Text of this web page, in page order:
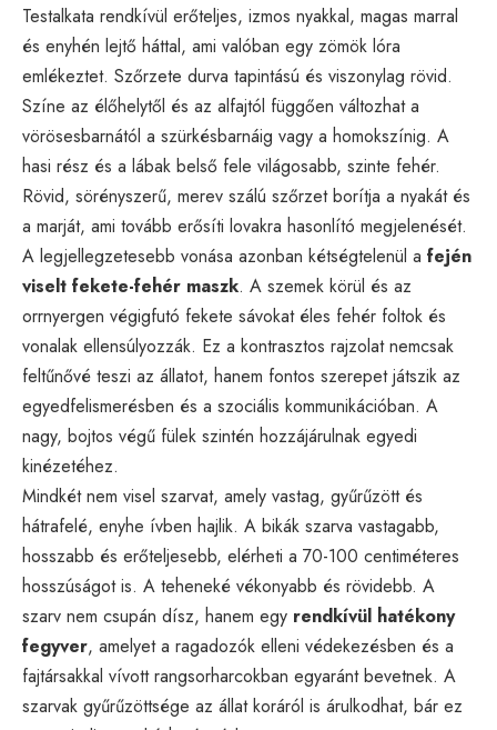
Testalkata rendkívül erőteljes, izmos nyakkal, magas marral
és enyhén lejtő háttal, ami valóban egy zömök lóra
emlékeztet. Szőrzete durva tapintású és viszonylag rövid.
Színe az élőhelytől és az alfajtól függően változhat a
vörösesbarnától a szürkésbarnáig vagy a homokszínig. A
hasi rész és a lábak belső fele világosabb, szinte fehér.
Rövid, sörényszerű, merev szálú szőrzet borítja a nyakát és
a marját, ami tovább erősíti lovakra hasonlító megjelenését.
A legjellegzetesebb vonása azonban kétségtelenül a fején
viselt fekete-fehér maszk. A szemek körül és az
orrnyergen végigfutó fekete sávokat éles fehér foltok és
vonalak ellensúlyozzák. Ez a kontrasztos rajzolat nemcsak
feltűnővé teszi az állatot, hanem fontos szerepet játszik az
egyedfelismerésben és a szociális kommunikációban. A
nagy, bojtos végű fülek szintén hozzájárulnak egyedi
kinézetéhez.
Mindkét nem visel szarvat, amely vastag, gyűrűzött és
hátrafelé, enyhe ívben hajlik. A bikák szarva vastagabb,
hosszabb és erőteljesebb, elérheti a 70-100 centiméteres
hosszúságot is. A teheneké vékonyabb és rövidebb. A
szarv nem csupán dísz, hanem egy rendkívül hatékony
fegyver, amelyet a ragadozók elleni védekezésben és a
fajtársakkal vívott rangsorharcokban egyaránt bevetnek. A
szarvak gyűrűzöttsége az állat koráról is árulkodhat, bár ez